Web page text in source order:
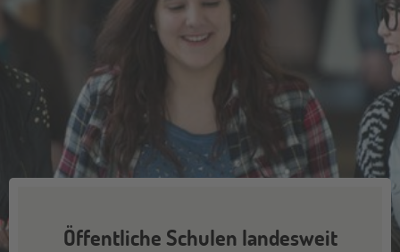
Öffentliche Schulen landesweit